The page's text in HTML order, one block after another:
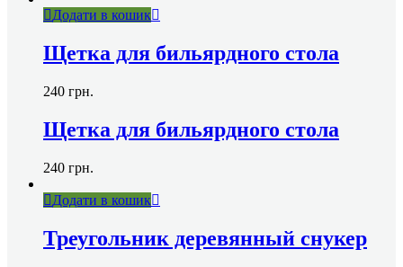
Додати в кошик
Щетка для бильярдного стола
240 грн.
Щетка для бильярдного стола
240 грн.
Додати в кошик
Треугольник деревянный снукер